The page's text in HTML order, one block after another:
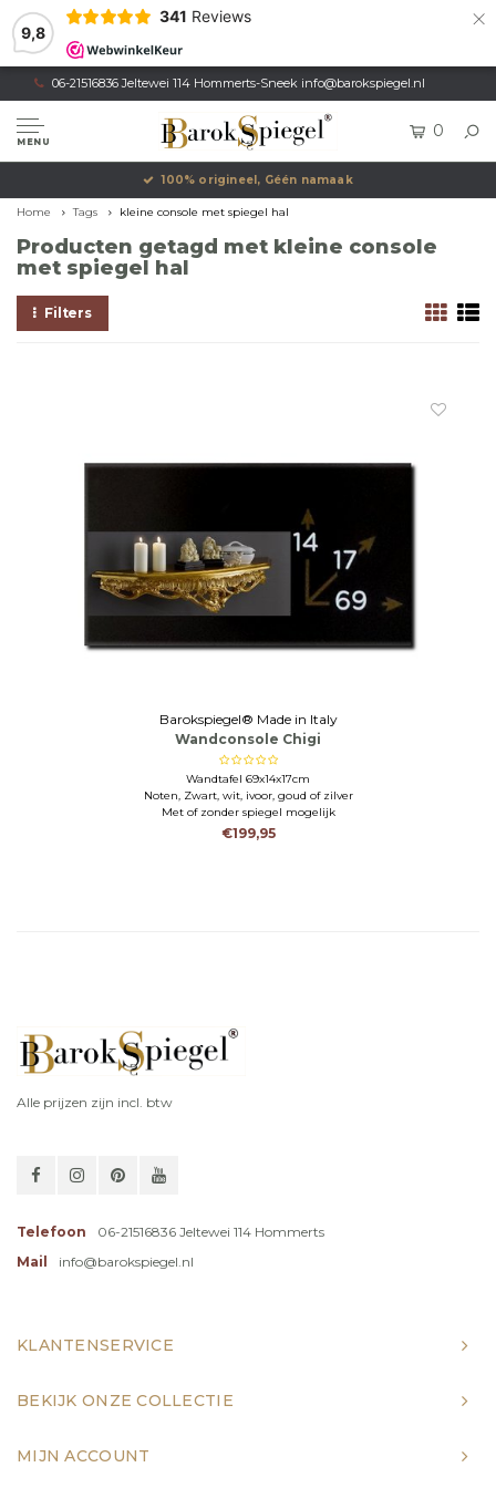
9,8
341 Reviews ×
06-21516836 Jeltewei 114 Hommerts-Sneek info@barokspiegel.nl
MENU
0
100% origineel, Géén namaak
Home Tags kleine console met spiegel hal
Producten getagd met kleine console
met spiegel hal
Filters
Barokspiegel® Made in Italy
Wandconsole Chigi
Wandtafel 69x14x17cm
Noten, Zwart, wit, ivoor, goud of zilver
Met of zonder spiegel mogelijk
€199,95
Alle prijzen zijn incl. btw
Telefoon
06-21516836 Jeltewei 114 Hommerts
Mail
info@barokspiegel.nl
KLANTENSERVICE
BEKIJK ONZE COLLECTIE
MIJN ACCOUNT